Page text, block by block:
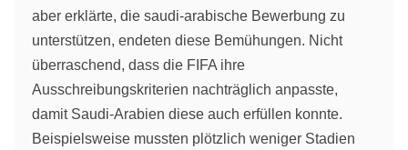
aber erklärte, die saudi-arabische Bewerbung zu
unterstützen, endeten diese Bemühungen. Nicht
überraschend, dass die FIFA ihre
Ausschreibungskriterien nachträglich anpasste,
damit Saudi-Arabien diese auch erfüllen konnte.
Beispielsweise mussten plötzlich weniger Stadien